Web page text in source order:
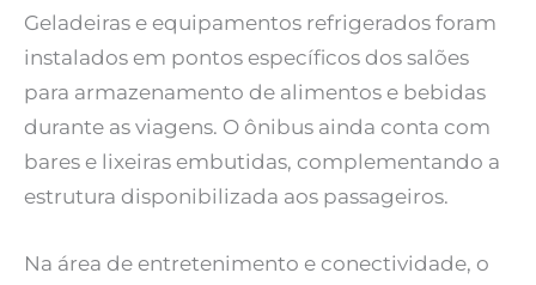
Geladeiras e equipamentos refrigerados foram
instalados em pontos específicos dos salões
para armazenamento de alimentos e bebidas
durante as viagens. O ônibus ainda conta com
bares e lixeiras embutidas, complementando a
estrutura disponibilizada aos passageiros.
Na área de entretenimento e conectividade, o